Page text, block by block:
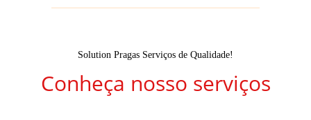
Solution Pragas Serviços de Qualidade!
Conheça nosso serviços